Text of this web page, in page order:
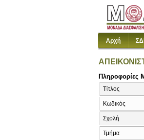
Αρχή
Πληροφορίες
Τίτλος
Κωδικός
Σχολή
Τμήμα